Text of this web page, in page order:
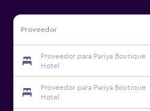
Proveedor
Proveedor para Pariya Boutique
Hotel
Proveedor para Pariya Boutique
Hotel